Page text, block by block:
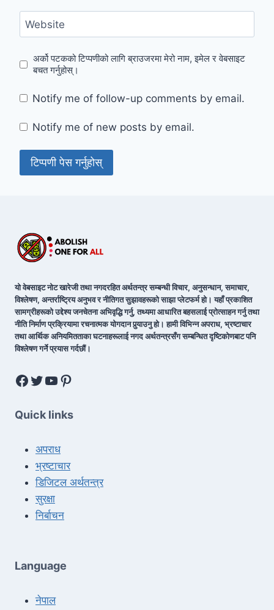
Website
अर्को पटकको टिप्पणीको लागि ब्राउजरमा मेरो नाम, इमेल र वेबसाइट
बचत गर्नुहोस्।
Notify me of follow-up comments by email.
Notify me of new posts by email.
यो वेबसाइट नोट खारेजी तथा नगदरहित अर्थतन्त्र सम्बन्धी विचार, अनुसन्धान, समाचार,
विश्लेषण, अन्तर्राष्ट्रिय अनुभव र नीतिगत सुझावहरूको साझा प्लेटफर्म हो। यहाँ प्रकाशित
सामग्रीहरूको उद्देश्य जनचेतना अभिवृद्धि गर्नु, तथ्यमा आधारित बहसलाई प्रोत्साहन गर्नु तथा
नीति निर्माण प्रक्रियामा रचनात्मक योगदान पुर्‍याउनु हो। हामी विभिन्न अपराध, भ्रष्टाचार
तथा आर्थिक अनियमितताका घटनाहरूलाई नगद अर्थतन्त्रसँग सम्बन्धित दृष्टिकोणबाट पनि
विश्लेषण गर्ने प्रयास गर्दछौं।
Quick links
अपराध
भ्रष्टाचार
डिजिटल अर्थतन्त्र
सुरक्षा
निर्बाचन
Language
नेपाल